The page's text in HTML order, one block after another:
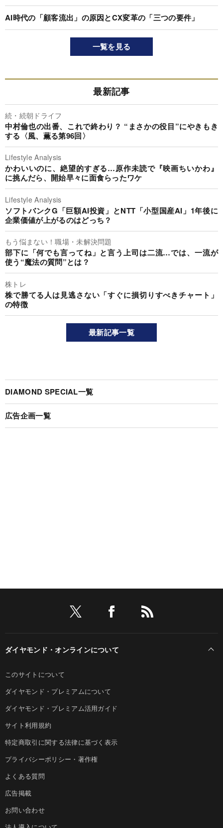
AI時代の「顧客流出」の原因とCX変革の「三つの要件」
一覧を見る
最新記事
続・続朝ドライフ
中村倫也の出番、これで終わり？ “まさかの役目”にやきもき
する〈風、薫る第96回〉
Lifestyle Analysis
かわいいのに、絶望的すぎる…原作未読で『映画ちいかわ』
に挑んだら、開始早々に面食らったワケ
Lifestyle Analysis
ソフトバンクG「巨額AI投資」とNTT「小型国産AI」1年後に
企業価値が上がるのはどっち？
もう悩まない！職場・未解決問題
部下に「何でも言ってね」と言う上司は二流…では、一流が
使う“魔法の質問”とは？
株トレ
株で勝てる人は見逃さない「すぐに損切りすべきチャート」
の特徴
最新記事一覧
DIAMOND SPECIAL一覧
広告企画一覧
ダイヤモンド・オンラインについて
このサイトについて
ダイヤモンド・プレミアムについて
ダイヤモンド・プレミアム活用ガイド
サイト利用規約
特定商取引に関する法律に基づく表示
プライバシーポリシー・著作権
よくある質問
広告掲載
お問い合わせ